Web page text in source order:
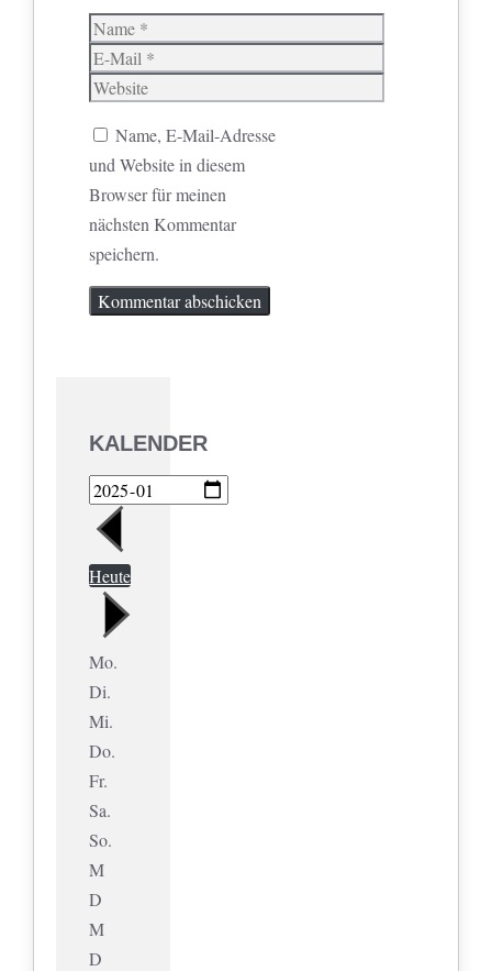
Name
E-
Mail
Website
Name, E-Mail-Adresse
und Website in diesem
Browser für meinen
nächsten Kommentar
speichern.
KALENDER
Heute
Mo.
Di.
Mi.
Do.
Fr.
Sa.
So.
M
D
M
D